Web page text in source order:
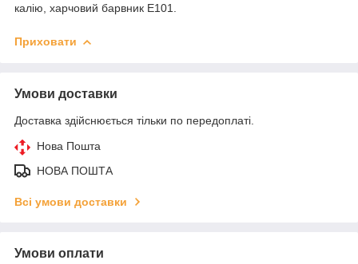
калію, харчовий барвник Е101.
Приховати
Умови доставки
Доставка здійснюється тільки по передоплаті.
Нова Пошта
НОВА ПОШТА
Всі умови доставки
Умови оплати